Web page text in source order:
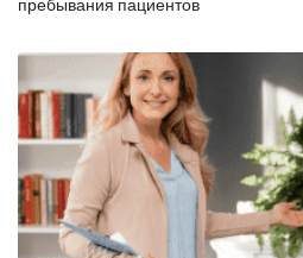
пребывания пациентов